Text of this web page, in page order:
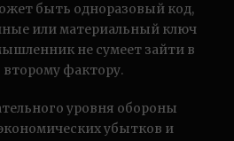
быть одноразовый код,
или материальный ключ
не сумеет зайти в
второму фактору.
уровня обороны
убытков и